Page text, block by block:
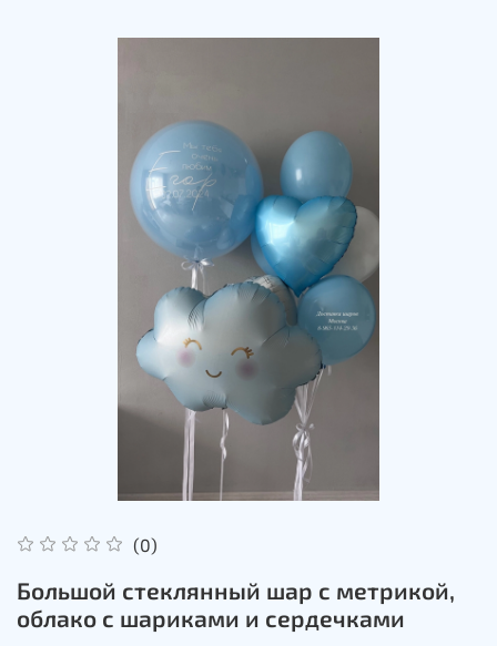
(0)
Большой стеклянный шар с метрикой,
облако с шариками и сердечками